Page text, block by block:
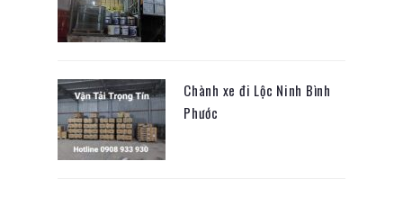
Chành xe đi Lộc Ninh Bình
Phước